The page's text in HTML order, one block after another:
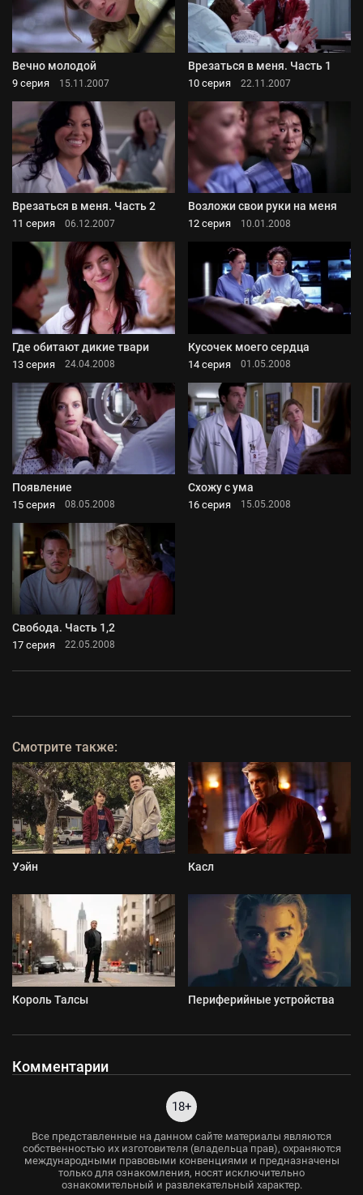
Вечно молодой
9 серия 15.11.2007
Врезаться в меня. Часть 1
10 серия 22.11.2007
Врезаться в меня. Часть 2
11 серия 06.12.2007
Возложи свои руки на меня
12 серия 10.01.2008
Где обитают дикие твари
13 серия 24.04.2008
Кусочек моего сердца
14 серия 01.05.2008
Появление
15 серия 08.05.2008
Схожу с ума
16 серия 15.05.2008
Свобода. Часть 1,2
17 серия 22.05.2008
Смотрите также:
Уэйн Касл
Король Талсы Периферийные устройства
Комментарии
18+
Все представленные на данном сайте материалы являются
собственностью их изготовителя (владельца прав), охраняются
международными правовыми конвенциями и предназначены
только для ознакомления, носят исключительно
ознакомительный и развлекательный характер.